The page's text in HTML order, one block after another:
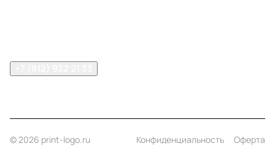
© 2026 print-logo.ru Конфиденциальность
Оферта